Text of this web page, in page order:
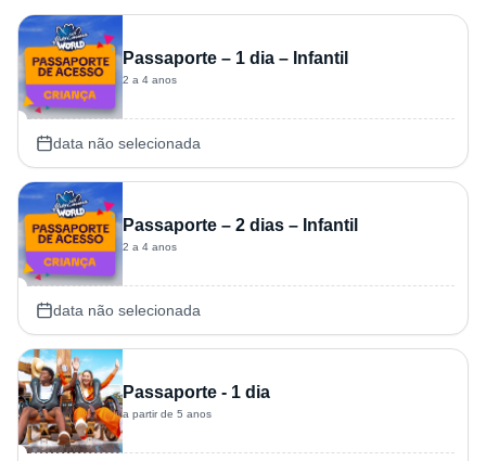
Passaporte – 1 dia – Infantil
2 a 4 anos
data não selecionada
Passaporte – 2 dias – Infantil
2 a 4 anos
data não selecionada
Passaporte - 1 dia
a partir de 5 anos